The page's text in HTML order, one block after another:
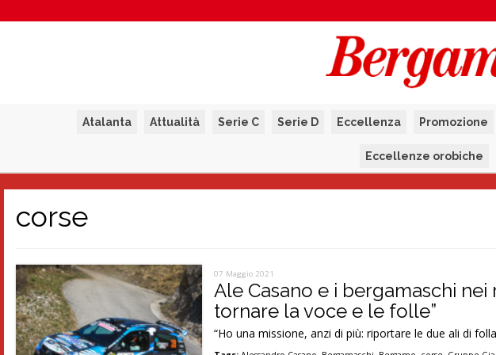
Atalanta Attualità Serie C Serie D Eccellenza Promozione
Eccellenze orobiche
corse
07 Maggio 2021
Ale Casano e i bergamaschi
tornare la voce e le folle”
“Ho una missione, anzi di più: riportare le due ali di